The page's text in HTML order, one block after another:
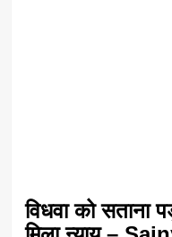
विधवा को सताना